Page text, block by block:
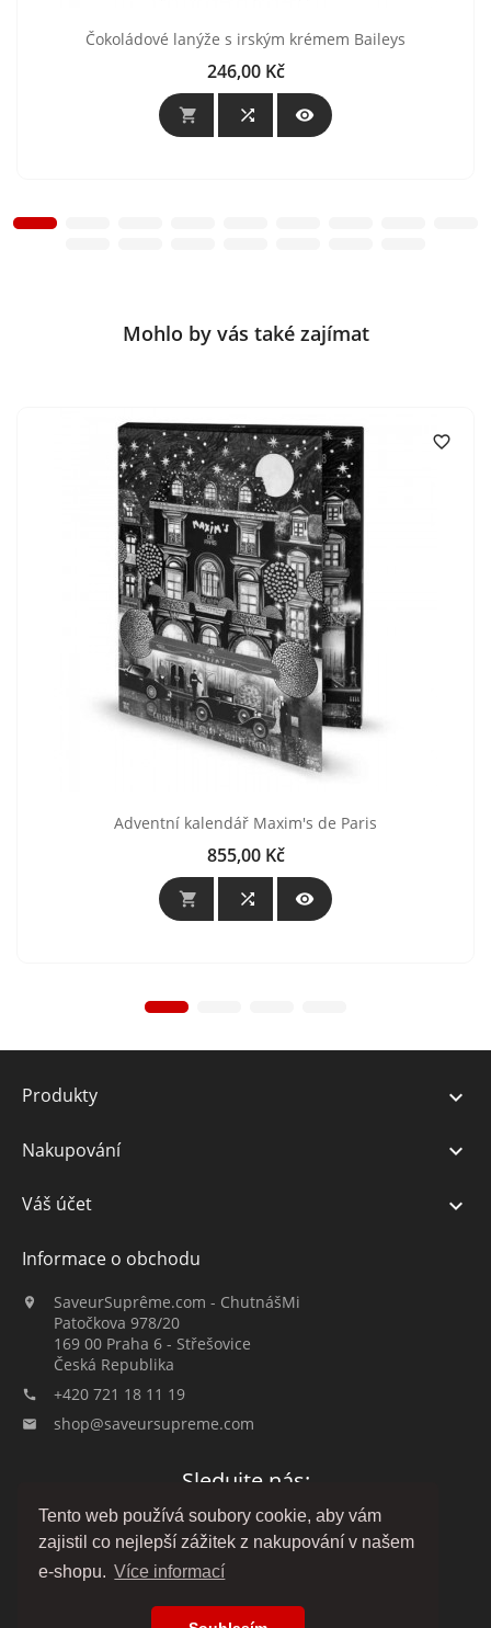
Tento web používá soubory cookie, aby vám
zajistil co nejlepší zážitek z nakupování v našem
e-shopu. Více informací
Čokoládové lanýže s irským krémem Baileys
Cena
246,00 Kč
  
Mohlo by vás také zajímat

Adventní kalendář Maxim's de Paris
Cena
855,00 Kč
  
Produkty 
Nakupování 
Váš účet 
Informace o obchodu

SaveurSuprême.com - ChutnášMi
Patočkova 978/20
169 00 Praha 6 - Střešovice
Česká Republika
 +420 721 18 11 19
 shop@saveursupreme.com
Sledujte nás: